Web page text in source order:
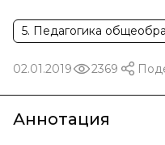
5. Педагогика
02.01.2019 2369
Аннотация